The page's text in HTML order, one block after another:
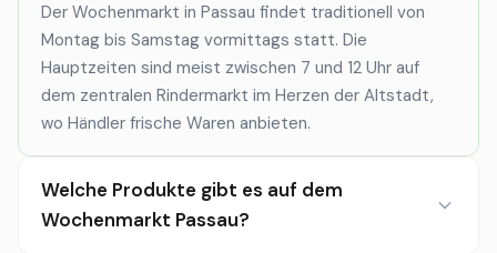
Der Wochenmarkt in Passau findet traditionell von
Montag bis Samstag vormittags statt. Die
Hauptzeiten sind meist zwischen 7 und 12 Uhr auf
dem zentralen Rindermarkt im Herzen der Altstadt,
wo Händler frische Waren anbieten.
Welche Produkte gibt es auf dem
Wochenmarkt Passau?